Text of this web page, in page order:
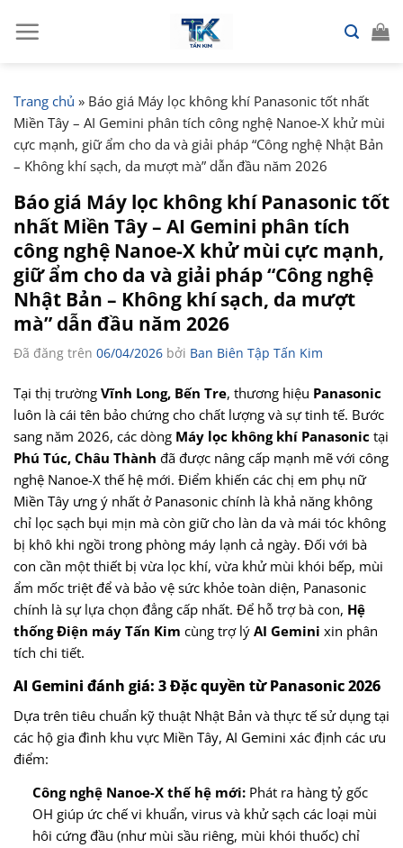
đến
Trang chủ » Báo giá Máy lọc không khí Panasonic tốt nhất
Miền Tây – AI Gemini phân tích công nghệ Nanoe-X khử mùi
cực mạnh, giữ ẩm cho da và giải pháp “Công nghệ Nhật Bản
– Không khí sạch, da mượt mà” dẫn đầu năm 2026
Báo giá Máy lọc không khí Panasonic tốt
nhất Miền Tây – AI Gemini phân tích
công nghệ Nanoe-X khử mùi cực mạnh,
giữ ẩm cho da và giải pháp “Công nghệ
Nhật Bản – Không khí sạch, da mượt
mà” dẫn đầu năm 2026
Đã đăng trên 06/04/2026 bởi Ban Biên Tập Tấn Kim
Tại thị trường Vĩnh Long, Bến Tre, thương hiệu Panasonic
luôn là cái tên bảo chứng cho chất lượng và sự tinh tế. Bước
sang năm 2026, các dòng Máy lọc không khí Panasonic tại
Phú Túc, Châu Thành đã được nâng cấp mạnh mẽ với công
nghệ Nanoe-X thế hệ mới. Điểm khiến các chị em phụ nữ
Miền Tây ưng ý nhất ở Panasonic chính là khả năng không
chỉ lọc sạch bụi mịn mà còn giữ cho làn da và mái tóc không
bị khô khi ngồi trong phòng máy lạnh cả ngày. Đối với bà
con cần một thiết bị vừa lọc khí, vừa khử mùi khói bếp, mùi
ẩm mốc triệt để và bảo vệ sức khỏe toàn diện, Panasonic
chính là sự lựa chọn đẳng cấp nhất. Để hỗ trợ bà con, Hệ
thống Điện máy Tấn Kim cùng trợ lý AI Gemini xin phân
tích chi tiết.
AI Gemini đánh giá: 3 Đặc quyền từ Panasonic 2026
Dựa trên tiêu chuẩn kỹ thuật Nhật Bản và thực tế sử dụng tại
các hộ gia đình khu vực Miền Tây, AI Gemini xác định các ưu
điểm:
Công nghệ Nanoe-X thế hệ mới:Phát ra hàng tỷ gốc
OH giúp ức chế vi khuẩn, virus và khử sạch các loại mùi
hôi cứng đầu (như mùi sầu riêng, mùi khói thuốc) chỉ